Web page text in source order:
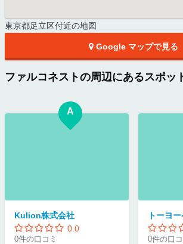
東京都足立区付近の地図
Google マップで見る
ファルコネストの周辺にあるスポッ
A
Kulion株式会社
0.0
0件の口コミ
トーヨ
0件の口コ